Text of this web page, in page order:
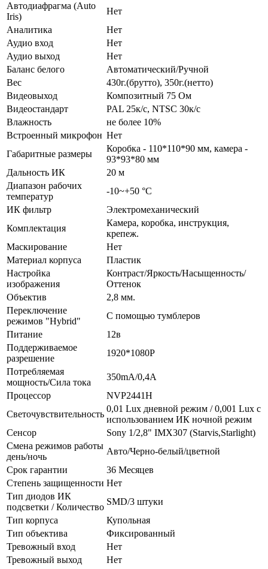
Автодиафрагма (Auto
Iris)
Нет
Аналитика
Нет
Аудио вход
Нет
Аудио выход
Нет
Баланс белого
Автоматический/Ручной
Вес
430г.(брутто), 350г.(нетто)
Видеовыход
Композитный 75 Ом
Видеостандарт
PAL 25к/c, NTSC 30к/c
Влажность
не более 10%
Встроенный микрофон Нет
Габаритные размеры
Коробка - 110*110*90 мм, камера -
93*93*80 мм
Дальность ИК
20 м
Диапазон рабочих
температур
-10~+50 °C
ИК фильтр
Электромеханический
Комплектация
Камера, коробка, инструкция,
крепеж.
Маскирование
Нет
Материал корпуса
Пластик
Настройка
изображения
Контраст/Яркость/Насыщенность/
Оттенок
Объектив
2,8 мм.
Переключение
режимов "Hybrid"
С помощью тумблеров
Питание
12в
Поддерживаемое
разрешение
1920*1080P
Потребляемая
мощность/Сила тока
350mA/0,4А
Процессор
NVP2441H
Светочувствительность
0,01 Lux дневной режим / 0,001 Lux с
использованием ИК ночной режим
Сенсор
Sony 1/2,8" IMX307 (Starvis,Starlight)
Смена режимов работы
день/ночь
Авто/Черно-белый/цветной
Срок гарантии
36 Месяцев
Степень защищенности Нет
Тип диодов ИК
подсветки / Количество
SMD/3 штуки
Тип корпуса
Купольная
Тип объектива
Фиксированный
Тревожный вход
Нет
Тревожный выход
Нет